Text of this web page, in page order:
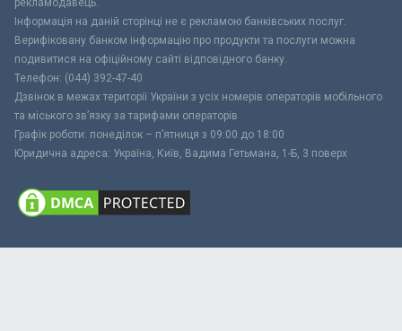
Інформація на даній сторінці не є рекламою банківських послуг.
Верифіковану банком інформацію про продукти та послуги можна
подивитися на офіційному сайті відповідного банку.
Телефон: (044) 392-47-40
Дзвінок в межах території України з усіх номерів операторів мобільного
та міського зв’язку за тарифами операторів
Графік роботи: понеділок – п’ятниця з 09:00 до 18:00
Юридична адреса: Україна, Київ, Вадима Гетьмана, 1-Б, 3 поверх